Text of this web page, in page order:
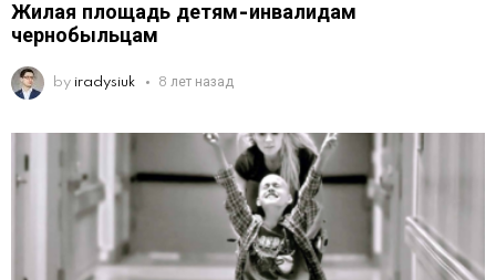
Жилая площадь детям-инвалидам
чернобыльцам
by iradysiuk 8 лет назад